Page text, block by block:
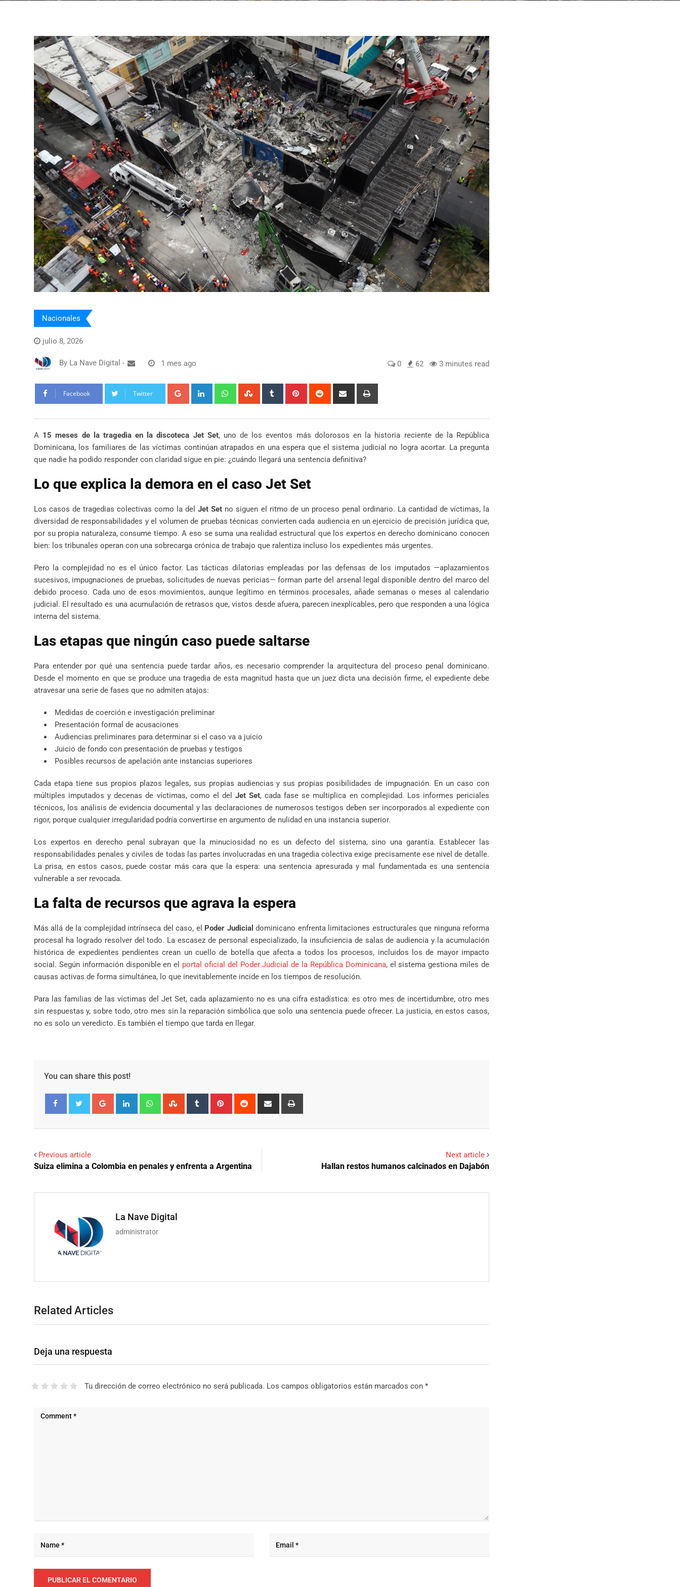
Nacionales
julio 8, 2026
By La Nave Digital - 1 mes ago 0 62 3 minutes read
Facebook Twitter Google+ LinkedIn WhatsappStumbleUpon
Tumblr Pinterest Reddit
Share
A 15 meses de la tragedia en la discoteca Jet Set, uno de los eventos más dolorosos en la historia reciente de la República
Dominicana, los familiares de las víctimas continúan atrapados en una espera que el sistema judicial no logra acortar. La pregunta
que nadie ha podido responder con claridad sigue en pie: ¿cuándo llegará una sentencia definitiva?
Lo que explica la demora en el caso Jet Set
Los casos de tragedias colectivas como la delJet Set no siguen el ritmo de un proceso penal ordinario. La cantidad de víctimas, la
diversidad de responsabilidades y el volumen de pruebas técnicas convierten cada audiencia en un ejercicio de precisión jurídica que,
por su propia naturaleza, consume tiempo. A eso se suma una realidad estructural que los expertos en derecho dominicano conocen
bien: los tribunales operan con una sobrecarga crónica de trabajo que ralentiza incluso los expedientes más urgentes.
Pero la complejidad no es el único factor. Las tácticas dilatorias empleadas por las defensas de los imputados —aplazamientos
sucesivos, impugnaciones de pruebas, solicitudes de nuevas pericias— forman parte del arsenal legal disponible dentro del marco del
debido proceso. Cada uno de esos movimientos, aunque legítimo en términos procesales, añade semanas o meses al calendario
judicial. El resultado es una acumulación de retrasos que, vistos desde afuera, parecen inexplicables, pero que responden a una lógica
interna del sistema.
Las etapas que ningún caso puede saltarse
Para entender por qué una sentencia puede tardar años, es necesario comprender la arquitectura del proceso penal dominicano.
Desde el momento en que se produce una tragedia de esta magnitud hasta que un juez dicta una decisión firme, el expediente debe
atravesar una serie de fases que no admiten atajos:
Medidas de coerción e investigación preliminar
Presentación formal de acusaciones
Audiencias preliminares para determinar si el caso va a juicio
Juicio de fondo con presentación de pruebas y testigos
Posibles recursos de apelación ante instancias superiores
Cada etapa tiene sus propios plazos legales, sus propias audiencias y sus propias posibilidades de impugnación. En un caso con
múltiples imputados y decenas de víctimas, como el del Jet Set, cada fase se multiplica en complejidad. Los informes periciales
técnicos, los análisis de evidencia documental y las declaraciones de numerosos testigos deben ser incorporados al expediente con
rigor, porque cualquier irregularidad podría convertirse en argumento de nulidad en una instancia superior.
Los expertos en derecho penal subrayan que la minuciosidad no es un defecto del sistema, sino una garantía. Establecer las
responsabilidades penales y civiles de todas las partes involucradas en una tragedia colectiva exige precisamente ese nivel de detalle.
La prisa, en estos casos, puede costar más cara que la espera: una sentencia apresurada y mal fundamentada es una sentencia
vulnerable a ser revocada.
La falta de recursos que agrava la espera
Más allá de la complejidad intrínseca del caso, el Poder Judicial dominicano enfrenta limitaciones estructurales que ninguna reforma
procesal ha logrado resolver del todo. La escasez de personal especializado, la insuficiencia de salas de audiencia y la acumulación
histórica de expedientes pendientes crean un cuello de botella que afecta a todos los procesos, incluidos los de mayor impacto
social. Según información disponible en el portal oficial del Poder Judicial de la República Dominicana, el sistema gestiona miles de
causas activas de forma simultánea, lo que inevitablemente incide en los tiempos de resolución.
Para las familias de las víctimas del Jet Set, cada aplazamiento no es una cifra estadística: es otro mes de incertidumbre, otro mes
sin respuestas y, sobre todo, otro mes sin la reparación simbólica que solo una sentencia puede ofrecer. La justicia, en estos casos,
no es solo un veredicto. Es también el tiempo que tarda en llegar.
You can share this post!
Google+ LinkedIn WhatsappStumbleUpon
Tumblr Pinterest Reddit
Share
Previous article
Suiza elimina a Colombia en penales y enfrenta a Argentina
Next article
Hallan restos humanos calcinados en Dajabón
La Nave Digital
administrator
Related Articles
Deja una respuesta
Tu dirección de correo electrónico no será publicada. Los campos obligatorios están marcados con *